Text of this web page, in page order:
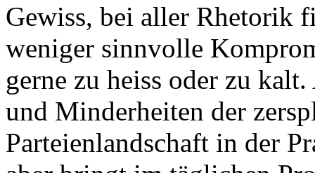
Gewiss, bei aller Rhetorik
weniger sinnvolle
gerne zu heiss oder zu
und Minderheiten der
Parteienlandschaft in der